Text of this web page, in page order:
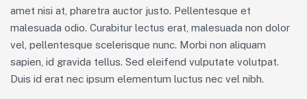
amet nisi at, pharetra auctor justo. Pellentesque et
malesuada odio. Curabitur lectus erat, malesuada non dolor
vel, pellentesque scelerisque nunc. Morbi non aliquam
sapien, id gravida tellus. Sed eleifend vulputate volutpat.
Duis id erat nec ipsum elementum luctus nec vel nibh.